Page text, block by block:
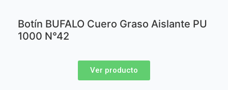
Botín BUFALO Cuero Graso Aislante PU
1000 N°42
Ver producto